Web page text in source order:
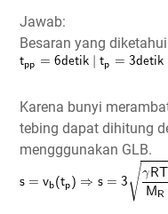
Jawab:
Besaran yang
Karena bunyi
tebing dapat dihitung
mengggunakan GLB.